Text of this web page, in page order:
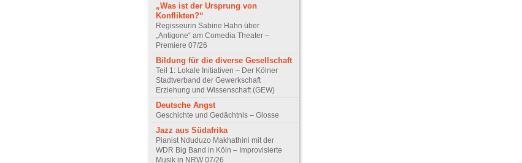
„Was ist der Ursprung von
Konflikten?“
Regisseurin Sabine Hahn über
„Antigone“ am Comedia Theater –
Premiere 07/26
Bildung für die diverse Gesellschaft
Teil 1: Lokale Initiativen – Der Kölner
Stadtverband der Gewerkschaft
Erziehung und Wissenschaft (GEW)
Deutsche Angst
Geschichte und Gedächtnis – Glosse
Jazz aus Südafrika
Pianist Nduduzo Makhathini mit der
WDR Big Band in Köln – Improvisierte
Musik in NRW 07/26